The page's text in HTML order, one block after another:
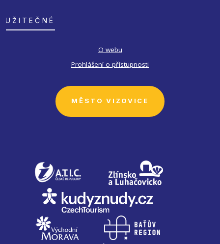
UŽITEČNÉ
O webu
Prohlášení o přístupnosti
MĚSTO VIZOVICE